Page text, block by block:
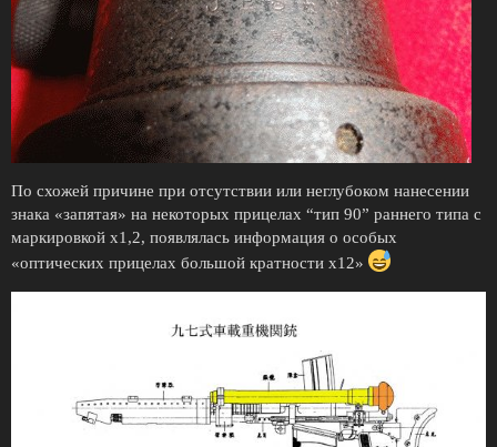
По схожей причине при отсутствии или неглубоком нанесении
знака «запятая» на некоторых прицелах “тип 90” раннего типа с
маркировкой х1,2, появлялась информация о особых
«оптических прицелах большой кратности х12»